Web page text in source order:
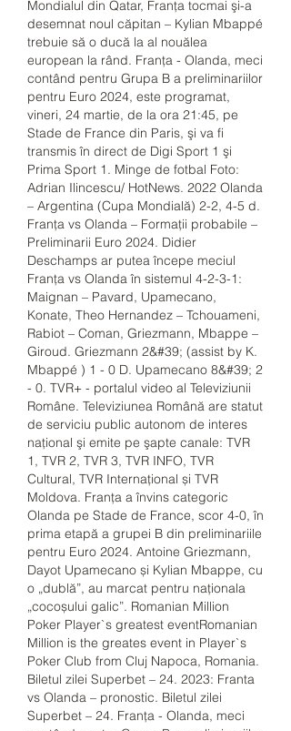
Mondialul din Qatar, Franţa tocmai şi-a
desemnat noul căpitan – Kylian Mbappé
trebuie să o ducă la al nouălea
european la rând. Franţa - Olanda, meci
contând pentru Grupa B a preliminariilor
pentru Euro 2024, este programat,
vineri, 24 martie, de la ora 21:45, pe
Stade de France din Paris, şi va fi
transmis în direct de Digi Sport 1 şi
Prima Sport 1. Minge de fotbal Foto:
Adrian Ilincescu/ HotNews. 2022 Olanda
– Argentina (Cupa Mondială) 2-2, 4-5 d.
Franța vs Olanda – Formații probabile –
Preliminarii Euro 2024. Didier
Deschamps ar putea începe meciul
Franța vs Olanda în sistemul 4-2-3-1:
Maignan – Pavard, Upamecano,
Konate, Theo Hernandez – Tchouameni,
Rabiot – Coman, Griezmann, Mbappe –
Giroud. Griezmann 2&#39; (assist by K.
Mbappé ) 1 - 0 D. Upamecano 8&#39; 2
- 0. TVR+ - portalul video al Televiziunii
Române. Televiziunea Română are statut
de serviciu public autonom de interes
naţional şi emite pe şapte canale: TVR
1, TVR 2, TVR 3, TVR INFO, TVR
Cultural, TVR Internaţional și TVR
Moldova. Franța a învins categoric
Olanda pe Stade de France, scor 4-0, în
prima etapă a grupei B din preliminariile
pentru Euro 2024. Antoine Griezmann,
Dayot Upamecano și Kylian Mbappe, cu
o „dublă”, au marcat pentru naționala
„cocoșului galic”. Romanian Million
Poker Player`s greatest eventRomanian
Million is the greates event in Player`s
Poker Club from Cluj Napoca, Romania.
Biletul zilei Superbet – 24. 2023: Franta
vs Olanda – pronostic. Biletul zilei
Superbet – 24. Franţa - Olanda, meci